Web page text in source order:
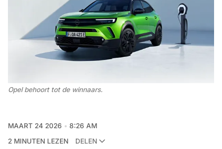
Opel behoort tot de winnaars.
MAART 24 2026
8:26 AM
2 MINUTEN LEZEN
DELEN